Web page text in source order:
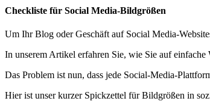
Checkliste für Social Media-Bildgrößen
Um Ihr Blog oder Geschäft auf Social Media-
In unserem Artikel erfahren Sie, wie Sie auf einfache
Das Problem ist nun, dass jede Social-Media-
Hier ist unser kurzer Spickzettel für Bildgrößen in